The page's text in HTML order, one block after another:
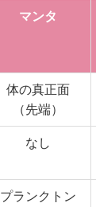
マンタ
体の真正面
（先端）
なし
プランクトン